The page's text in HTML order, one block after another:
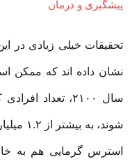
پیشگیری و درمان
تحقیقات خیلی زیادی در
نشان داده اند که ممکن
سال ۲۱۰۰،
شوند،
استرس گرمایی هم به